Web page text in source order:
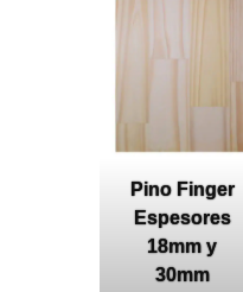
Pino Finger
Espesores
18mm y
30mm